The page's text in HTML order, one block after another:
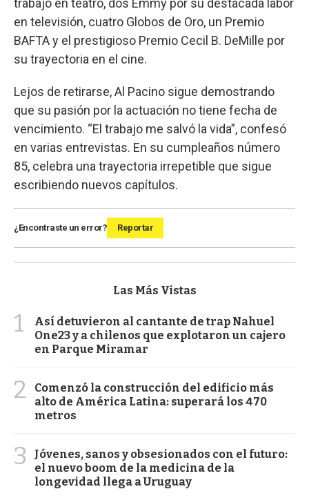
trabajo en teatro, dos Emmy por su destacada labor
en televisión, cuatro Globos de Oro, un Premio
BAFTA y el prestigioso Premio Cecil B. DeMille por
su trayectoria en el cine.
Lejos de retirarse, Al Pacino sigue demostrando
que su pasión por la actuación no tiene fecha de
vencimiento. “El trabajo me salvó la vida”, confesó
en varias entrevistas. En su cumpleaños número
85, celebra una trayectoria irrepetible que sigue
escribiendo nuevos capítulos.
¿Encontraste un error? Reportar
Las Más Vistas
1
Así detuvieron al cantante de trap Nahuel
One23 y a chilenos que explotaron un cajero
en Parque Miramar
2
Comenzó la construcción del edificio más
alto de América Latina: superará los 470
metros
3
Jóvenes, sanos y obsesionados con el futuro:
el nuevo boom de la medicina de la
longevidad llega a Uruguay